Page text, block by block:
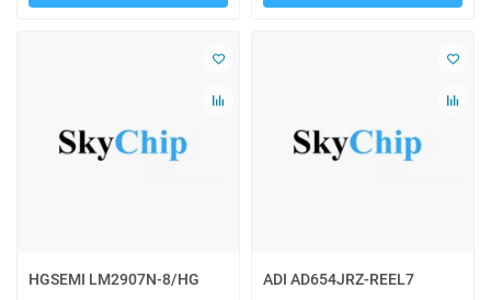
HGSEMI LM2907N-8/HG ADI AD654JRZ-REEL7